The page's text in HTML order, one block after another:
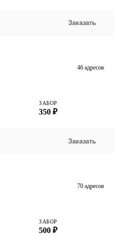
Заказать
46 адресов
ЗАБОР
350 ₽
Заказать
70 адресов
ЗАБОР
500 ₽